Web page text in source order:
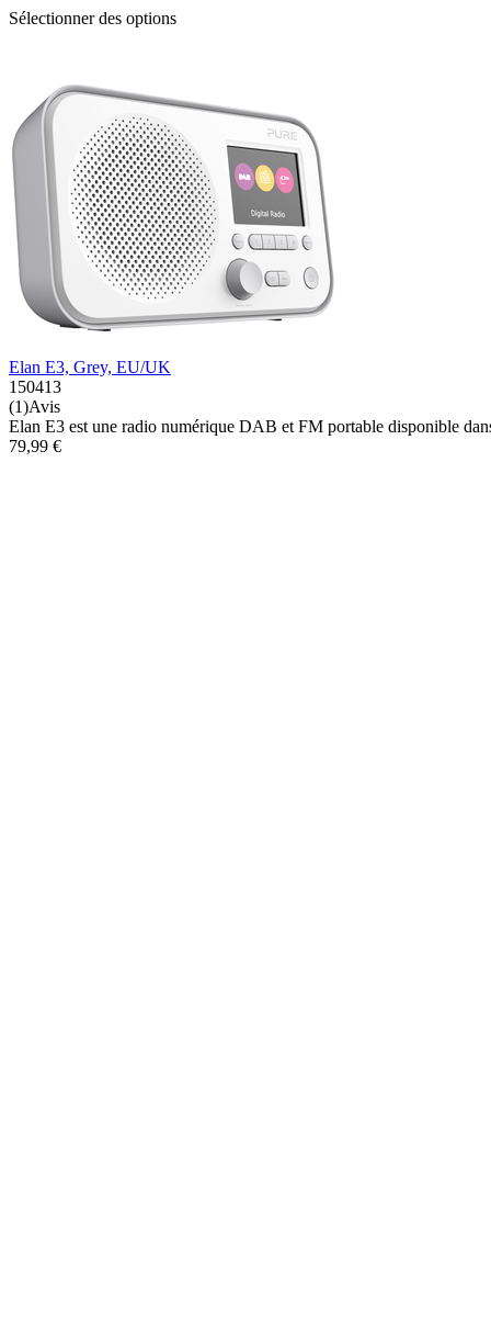
Sélectionner des options
Elan E3, Grey, EU/UK
150413
(1)Avis
Elan E3 est une radio numérique DAB et FM portable disponible
79,99 €